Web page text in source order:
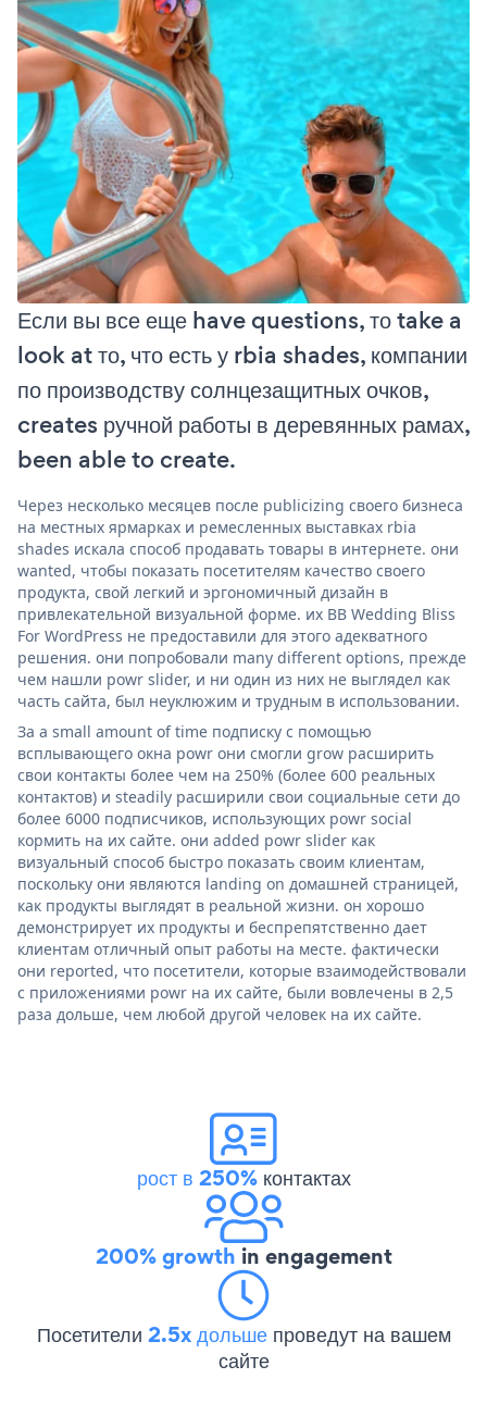
Если вы все еще have questions, то take a
look at то, что есть у rbia shades, компании
по производству солнцезащитных очков,
creates ручной работы в деревянных рамах,
been able to create.
Через несколько месяцев после publicizing своего бизнеса
на местных ярмарках и ремесленных выставках rbia
shades искала способ продавать товары в интернете. они
wanted, чтобы показать посетителям качество своего
продукта, свой легкий и эргономичный дизайн в
привлекательной визуальной форме. их BB Wedding Bliss
For WordPress не предоставили для этого адекватного
решения. они попробовали many different options, прежде
чем нашли powr slider, и ни один из них не выглядел как
часть сайта, был неуклюжим и трудным в использовании.
За a small amount of time подписку с помощью
всплывающего окна powr они смогли grow расширить
свои контакты более чем на 250% (более 600 реальных
контактов) и steadily расширили свои социальные сети до
более 6000 подписчиков, использующих powr social
кормить на их сайте. они added powr slider как
визуальный способ быстро показать своим клиентам,
поскольку они являются landing on домашней страницей,
как продукты выглядят в реальной жизни. он хорошо
демонстрирует их продукты и беспрепятственно дает
клиентам отличный опыт работы на месте. фактически
они reported, что посетители, которые взаимодействовали
с приложениями powr на их сайте, были вовлечены в 2,5
раза дольше, чем любой другой человек на их сайте.
рост в 250%контактах
200% growth in engagement
Посетители 2.5x дольше проведут на вашем
сайте